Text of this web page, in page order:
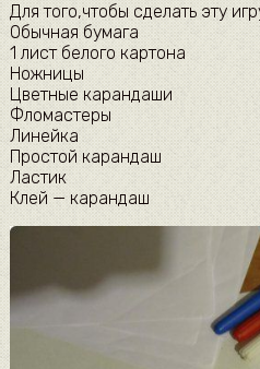
Для того,чтобы сделать эту
Обычная бумага
1 лист белого картона
Ножницы
Цветные карандаши
Фломастеры
Линейка
Простой карандаш
Ластик
Клей — карандаш